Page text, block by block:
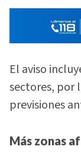
El aviso
sectores, por
previsiones
Más zonas